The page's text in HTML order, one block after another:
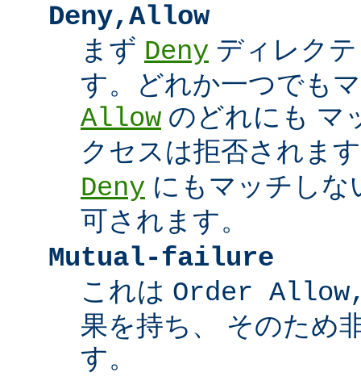
Deny,Allow
まず Deny ディレク
す。どれか一つでも
Allow のどれにも マ
クセスは拒否されま
Deny にもマッチしな
可されます。
Mutual-failure
これは Order
果を持ち、 そのため
す。